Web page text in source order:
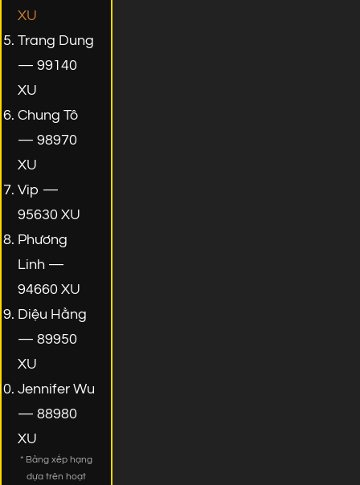
XU
Trang Dung
— 99140
XU
Chung Tô
— 98970
XU
Vip —
95630 XU
Phương
Linh —
94660 XU
Diệu Hằng
— 89950
XU
Jennifer Wu
— 88980
XU
* Bảng xếp hạng
dựa trên hoạt